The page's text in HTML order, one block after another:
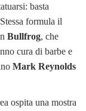
basta
formula il
Bullfrog, che
cura di barbe e
Mark Reynolds
ospita una mostra